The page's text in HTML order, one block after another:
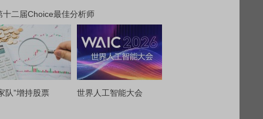
十二届Choice最佳分析师
队”增持股票 世界人工智能大会